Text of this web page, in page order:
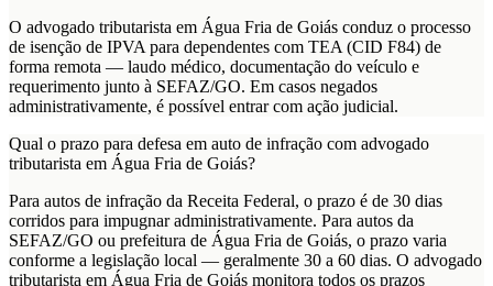
O advogado tributarista em Água Fria de Goiás conduz o processo
de isenção de IPVA para dependentes com TEA (CID F84) de
forma remota — laudo médico, documentação do veículo e
requerimento junto à SEFAZ/GO. Em casos negados
administrativamente, é possível entrar com ação judicial.
Qual o prazo para defesa em auto de infração com advogado
tributarista em Água Fria de Goiás?
Para autos de infração da Receita Federal, o prazo é de 30 dias
corridos para impugnar administrativamente. Para autos da
SEFAZ/GO ou prefeitura de Água Fria de Goiás, o prazo varia
conforme a legislação local — geralmente 30 a 60 dias. O advogado
tributarista em Água Fria de Goiás monitora todos os prazos